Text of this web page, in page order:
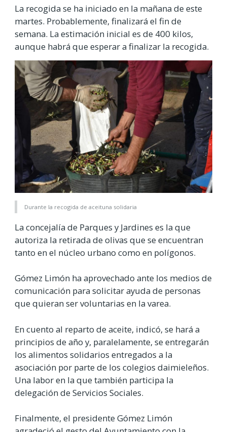
La recogida se ha iniciado en la mañana de este
martes. Probablemente, finalizará el fin de
semana. La estimación inicial es de 400 kilos,
aunque habrá que esperar a finalizar la recogida.
Durante la recogida de aceituna solidaria
La concejalía de Parques y Jardines es la que
autoriza la retirada de olivas que se encuentran
tanto en el núcleo urbano como en polígonos.
Gómez Limón ha aprovechado ante los medios de
comunicación para solicitar ayuda de personas
que quieran ser voluntarias en la varea.
En cuento al reparto de aceite, indicó, se hará a
principios de año y, paralelamente, se entregarán
los alimentos solidarios entregados a la
asociación por parte de los colegios daimieleños.
Una labor en la que también participa la
delegación de Servicios Sociales.
Finalmente, el presidente Gómez Limón